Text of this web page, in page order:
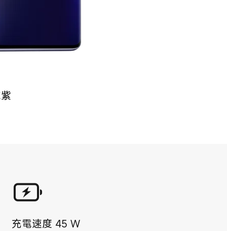
充電速度 45 W